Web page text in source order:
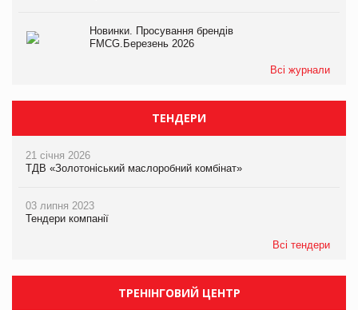
Новинки. Просування брендів
FMCG.Березень 2026
Всі журнали
ТЕНДЕРИ
21 січня 2026
ТДВ «Золотоніський маслоробний комбінат»
03 липня 2023
Тендери компанії
Всі тендери
ТРЕНІНГОВИЙ ЦЕНТР